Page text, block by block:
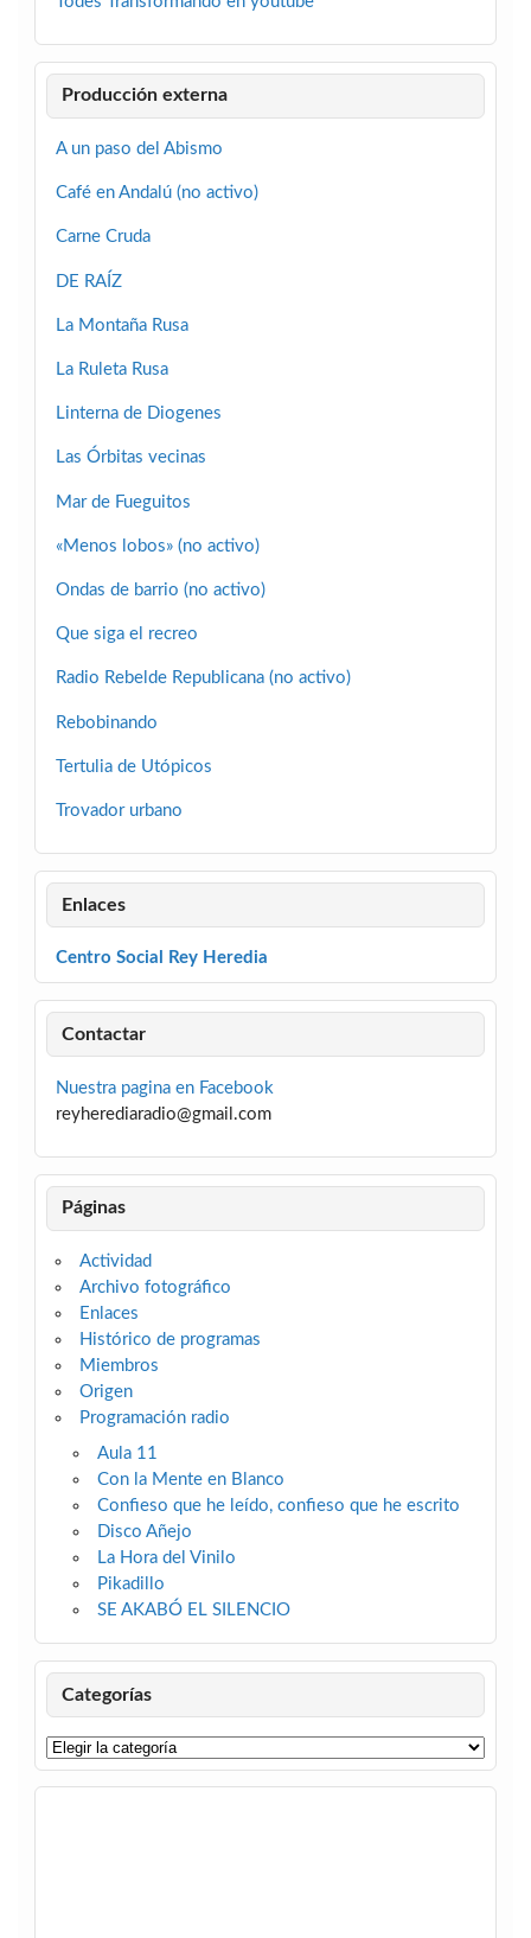
Producción externa
A un paso del Abismo
Café en Andalú (no activo)
Carne Cruda
DE RAÍZ
La Montaña Rusa
La Ruleta Rusa
Linterna de Diogenes
Las Órbitas vecinas
Mar de Fueguitos
«Menos lobos» (no activo)
Ondas de barrio (no activo)
Que siga el recreo
Radio Rebelde Republicana (no activo)
Rebobinando
Tertulia de Utópicos
Trovador urbano
Enlaces
Centro Social Rey Heredia
Contactar
Nuestra pagina en Facebook
reyherediaradio@gmail.com
Páginas
Actividad
Archivo fotográfico
Enlaces
Histórico de programas
Miembros
Origen
Programación radio
Aula 11
Con la Mente en Blanco
Confieso que he leído, confieso que he escrito
Disco Añejo
La Hora del Vinilo
Pikadillo
SE AKABÓ EL SILENCIO
Categorías
Categorías